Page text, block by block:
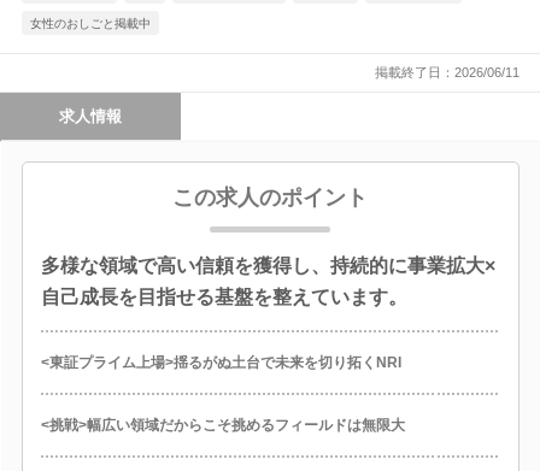
女性のおしごと掲載中
掲載終了日：2026/06/11
求人情報
この求人のポイント
多様な領域で高い信頼を獲得し、持続的に事業拡大×
自己成長を目指せる基盤を整えています。
<東証プライム上場>揺るがぬ土台で未来を切り拓くNRI
<挑戦>幅広い領域だからこそ挑めるフィールドは無限大